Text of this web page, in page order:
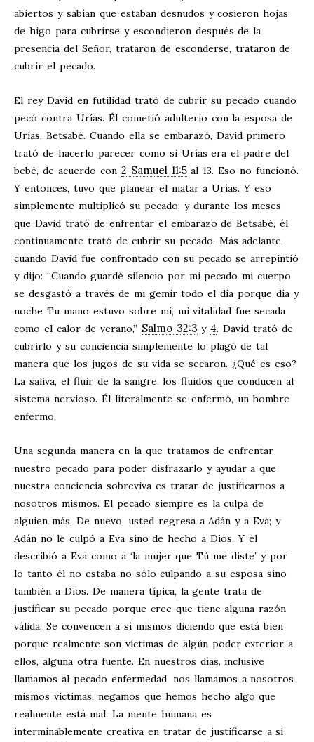
abiertos y sabían que estaban desnudos y cosieron hojas
de higo para cubrirse y escondieron después de la
presencia del Señor, trataron de esconderse, trataron de
cubrir el pecado.
El rey David en futilidad trató de cubrir su pecado cuando
pecó contra Urías. Él cometió adulterio con la esposa de
Urías, Betsabé. Cuando ella se embarazó, David primero
trató de hacerlo parecer como si Urías era el padre del
bebé, de acuerdo con 2 Samuel 11:5al 13. Eso no funcionó.
Y entonces, tuvo que planear el matar a Urías. Y eso
simplemente multiplicó su pecado; y durante los meses
que David trató de enfrentar el embarazo de Betsabé, él
continuamente trató de cubrir su pecado. Más adelante,
cuando David fue confrontado con su pecado se arrepintió
y dijo: “Cuando guardé silencio por mi pecado mi cuerpo
se desgastó a través de mi gemir todo el día porque día y
noche Tu mano estuvo sobre mí, mi vitalidad fue secada
como el calor de verano,” Salmo 32:3 y4. David trató de
cubrirlo y su conciencia simplemente lo plagó de tal
manera que los jugos de su vida se secaron. ¿Qué es eso?
La saliva, el fluir de la sangre, los fluidos que conducen al
sistema nervioso. Él literalmente se enfermó, un hombre
enfermo.
Una segunda manera en la que tratamos de enfrentar
nuestro pecado para poder disfrazarlo y ayudar a que
nuestra conciencia sobreviva es tratar de justificarnos a
nosotros mismos. El pecado siempre es la culpa de
alguien más. De nuevo, usted regresa a Adán y a Eva; y
Adán no le culpó a Eva sino de hecho a Dios. Y él
describió a Eva como a ‘la mujer que Tú me diste’ y por
lo tanto él no estaba no sólo culpando a su esposa sino
también a Dios. De manera típica, la gente trata de
justificar su pecado porque cree que tiene alguna razón
válida. Se convencen a sí mismos diciendo que está bien
porque realmente son víctimas de algún poder exterior a
ellos, alguna otra fuente. En nuestros días, inclusive
llamamos al pecado enfermedad, nos llamamos a nosotros
mismos víctimas, negamos que hemos hecho algo que
realmente está mal. La mente humana es
interminablemente creativa en tratar de justificarse a sí